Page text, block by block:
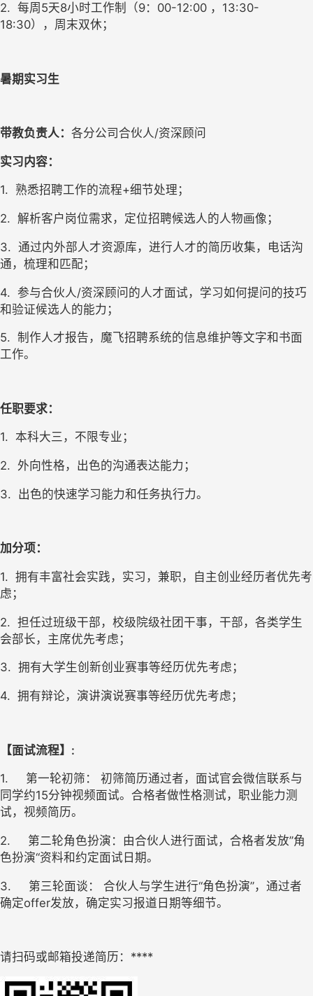
2. 每周5天8小时工作制（9：00-12:00 ，13:30-
18:30），周末双休；
暑期实习生
带教负责人： 各分公司合伙人/资深顾问
实习内容：
1. 熟悉招聘工作的流程+细节处理；
2. 解析客户岗位需求，定位招聘候选人的人物画像；
3. 通过内外部人才资源库，进行人才的简历收集，电话沟
通，梳理和匹配；
4. 参与合伙人/资深顾问的人才面试，学习如何提问的技巧
和验证候选人的能力；
5. 制作人才报告，魔飞招聘系统的信息维护等文字和书面
工作。
任职要求：
1. 本科大三，不限专业；
2. 外向性格，出色的沟通表达能力；
3. 出色的快速学习能力和任务执行力。
加分项：
1. 拥有丰富社会实践，实习，兼职，自主创业经历者优先考
虑；
2. 担任过班级干部，校级院级社团干事，干部，各类学生
会部长，主席优先考虑；
3. 拥有大学生创新创业赛事等经历优先考虑；
4. 拥有辩论，演讲演说赛事等经历优先考虑；
【面试流程】:
1.
第一轮初筛： 初筛简历通过者，面试官会微信联系与
同学约15分钟视频面试。合格者做性格测试，职业能力测
试，视频简历。
2.
第二轮角色扮演：由合伙人进行面试，合格者发放”角
色扮演“资料和约定面试日期。
3.
第三轮面谈： 合伙人与学生进行“角色扮演”，通过者
确定offer发放，确定实习报道日期等细节。
请扫码或邮箱投递简历：****